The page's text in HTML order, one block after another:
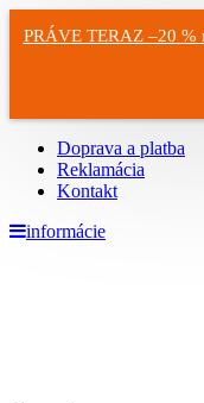
PRÁVE TERAZ –20 %
Doprava a platba
Reklamácia
Kontakt
informácie